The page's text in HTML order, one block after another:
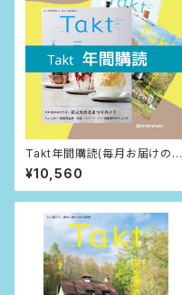
Takt年間購読(毎月お届けの送
料込)
¥10,560